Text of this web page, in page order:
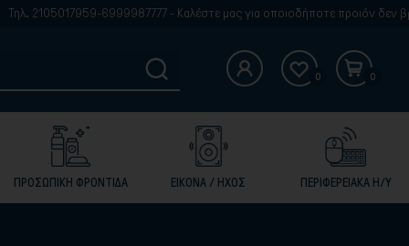
2105017959-6999987777 - Καλέστε μας για οποιοδήποτε προιόν δεν
0 0
ΕΙΚΟΝΑ / ΗΧΟΣ ΠΕΡΙΦΕΡΕΙΑΚΑ Η/Υ
ΠΡΟΣΩΠΙΚΗ ΦΡΟΝΤΙΔΑ